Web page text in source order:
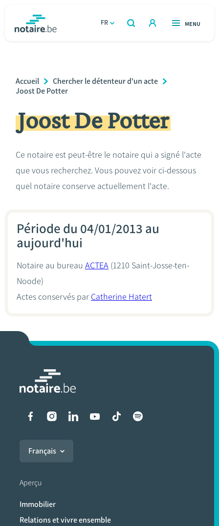
FR
OUVERT
RECHERCHER
OUVERT
MENU
Relations et vivre ensemble
Héritage et donations
Le notaire
Breadcrumb
Accueil
Chercher le détenteur d'un acte
Joost De Potter
Joost De Potter
Ce notaire est peut-être le notaire qui a signé l'acte
que vous recherchez. Vous pouvez voir ci-dessous
quel notaire conserve actuellement l'acte.
Période du 04/01/2013 au
aujourd'hui
Notaire au bureau ACTEA (1210 Saint-Josse-ten-
Noode)
Actes conservés par Catherine Hatert
Liens vers les réseaux
Français
Aperçu
Immobilier
Relations et vivre ensemble